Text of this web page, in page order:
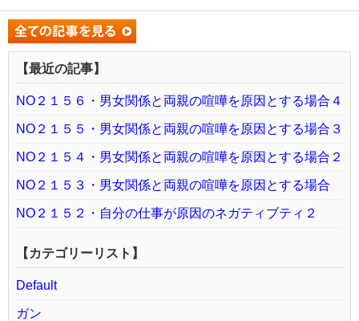
【最近の記事】
NO２１５６・男女関係と両親の喧嘩を原因とする場合４
NO２１５５・男女関係と両親の喧嘩を原因とする場合３
NO２１５４・男女関係と両親の喧嘩を原因とする場合２
NO２１５３・男女関係と両親の喧嘩を原因とする場合
NO２１５２・自分の仕事が原因のネガティブティ２
【カテゴリーリスト】
Default
ガン